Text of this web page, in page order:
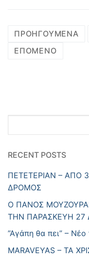
Σελιδοποίηση
άρθρων
ΠΡΟΗΓΟΎΜΕΝΑ
ΕΠΌΜΕΝΟ
RECENT POSTS
ΠΕΤΕΤΕΡΙΑΝ – ΑΠΟ
ΔΡΟΜΟΣ
Ο ΠΑΝΟΣ
ΤΗΝ ΠΑΡΑΣΚΕΥΗ 27
”Αγάπη θα πει” –
MARAVEYAS – ΤΑ